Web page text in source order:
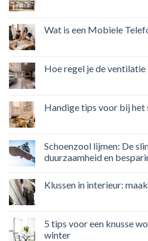
Wat is een Mobiele
Hoe regel je de ventilatie
Handige tips voor bij het
Schoenzool lijmen: De
duurzaamheid en
Klussen in interieur:
5 tips voor een knusse
winter